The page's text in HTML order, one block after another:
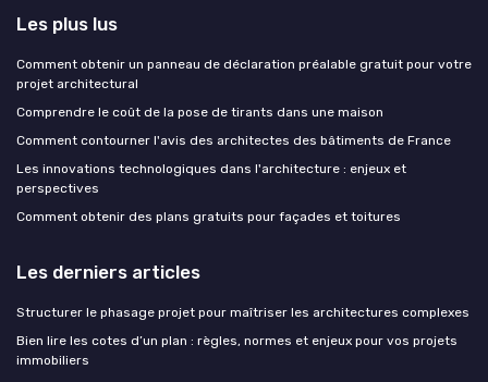
Les plus lus
Comment obtenir un panneau de déclaration préalable gratuit pour votre
projet architectural
Comprendre le coût de la pose de tirants dans une maison
Comment contourner l'avis des architectes des bâtiments de France
Les innovations technologiques dans l'architecture : enjeux et
perspectives
Comment obtenir des plans gratuits pour façades et toitures
Les derniers articles
Structurer le phasage projet pour maîtriser les architectures complexes
Bien lire les cotes d’un plan : règles, normes et enjeux pour vos projets
immobiliers